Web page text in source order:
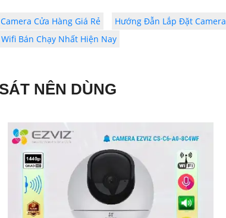
Camera Cửa Hàng Giá Rẻ
Hướng Đẫn Lắp Đặt Camera
Bán Chạy Nhất Hiện Nay
NÊN DÙNG